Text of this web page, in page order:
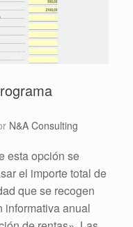
N&A Consulting
esta opción se
el importe total de
que se recogen
informativa anual